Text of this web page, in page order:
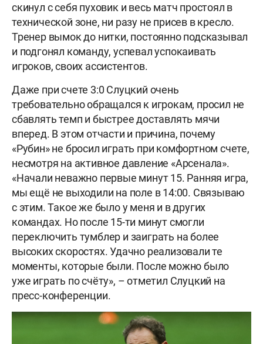
скинул с себя пуховик и весь матч простоял в
технической зоне, ни разу не присев в кресло.
Тренер вымок до нитки, постоянно подсказывал
и подгонял команду, успевал успокаивать
игроков, своих ассистентов.
Даже при счете 3:0 Слуцкий очень
требовательно обращался к игрокам, просил не
сбавлять темп и быстрее доставлять мячи
вперед. В этом отчасти и причина, почему
«Рубин» не бросил играть при комфортном счете,
несмотря на активное давление «Арсенала».
«Начали неважно первые минут 15. Ранняя игра,
мы ещё не выходили на поле в 14:00. Связываю
с этим. Такое же было у меня и в других
командах. Но после 15-ти минут смогли
переключить тумблер и заиграть на более
высоких скоростях. Удачно реализовали те
моменты, которые были. После можно было
уже играть по счёту», – отметил Слуцкий на
пресс-конференции.